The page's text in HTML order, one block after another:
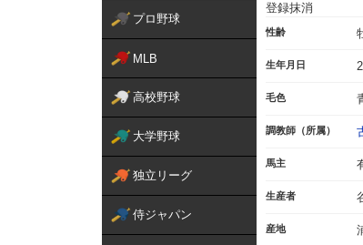
プロ野球
MLB
高校野球
大学野球
独立リーグ
侍ジャパン
登録抹消
性齢
生年月日
毛色
調教師（所属）
馬主
生産者
産地